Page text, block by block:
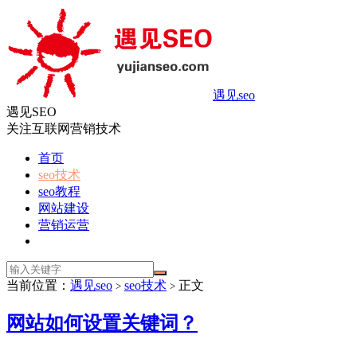
遇见seo
遇见SEO
关注互联网营销技术
首页
seo技术
seo教程
网站建设
营销运营
当前位置： 遇见seo > seo技术 > 正文
网站如何设置关键词？